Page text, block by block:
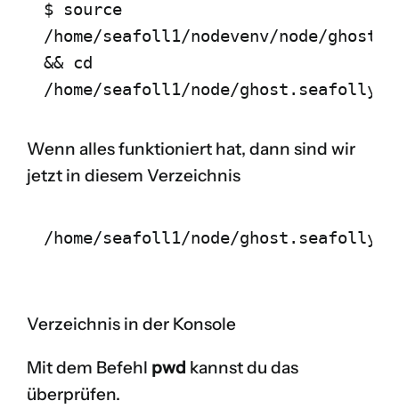
$ source
/home/seafoll1/nodevenv/node/
&& cd
/home/seafoll1/node/
Wenn alles funktioniert hat, dann sind wir
jetzt in diesem Verzeichnis
Verzeichnis in der Konsole
Mit dem Befehl pwd kannst du das
überprüfen.